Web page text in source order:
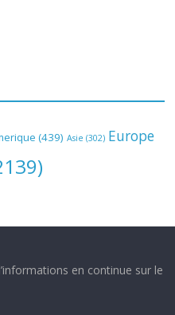
(439) Asie (302) Europe
en continue sur le